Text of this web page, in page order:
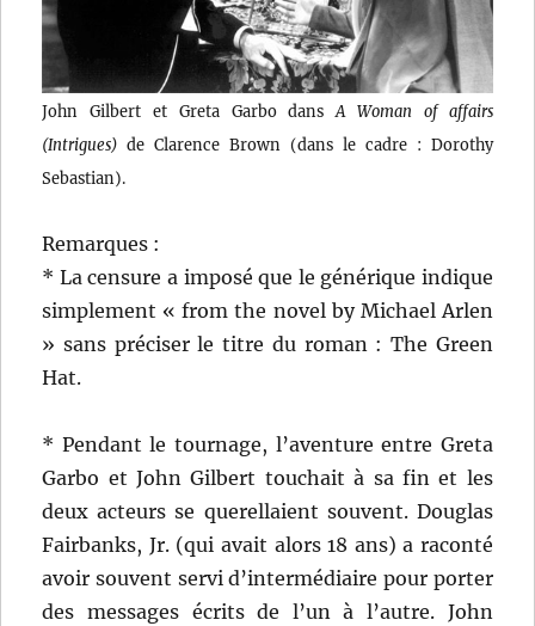
John Gilbert et Greta Garbo dansA Woman of affairs
(Intrigues) de Clarence Brown (dans le cadre : Dorothy
Sebastian).
Remarques :
* La censure a imposé que le générique indique
simplement « from the novel by Michael Arlen
» sans préciser le titre du roman : The Green
Hat.
* Pendant le tournage, l’aventure entre Greta
Garbo et John Gilbert touchait à sa fin et les
deux acteurs se querellaient souvent. Douglas
Fairbanks, Jr. (qui avait alors 18 ans) a raconté
avoir souvent servi d’intermédiaire pour porter
des messages écrits de l’un à l’autre. John